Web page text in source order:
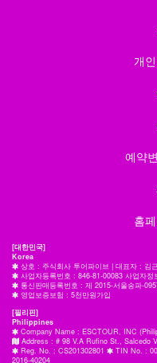
개
예약
홈
[대한민국]
Korea
상호 : 주식회사 투어파이브 | 대표자 : 김
사업자등록번호 : 846-81-00083 사업자정
통신판매등록번호 : 제 2015-서울송파-
영업보증보험 : 5천만원가입
[필리핀]
Philippines
Company Name : ESCTOUR, INC
Address : # 98 V.A Rufino St., Salcedo
Reg. No. : CS201302801
TIN No. :
2016-40204